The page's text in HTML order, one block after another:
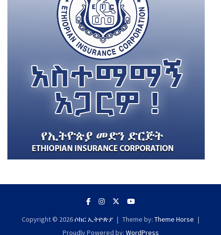
Copyright © 2026ሶከር ኢትዮጵያ Theme by: Theme Horse
Proudly Powered by: WordPress